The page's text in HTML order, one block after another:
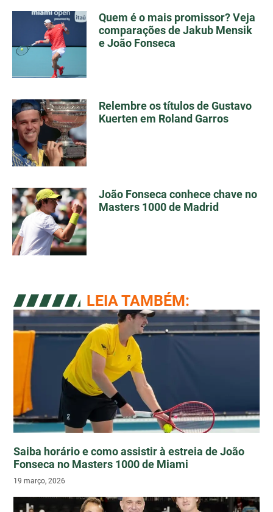
Quem é o mais promissor? Veja
comparações de Jakub Mensik
e João Fonseca
Relembre os títulos de Gustavo
Kuerten em Roland Garros
João Fonseca conhece chave no
Masters 1000 de Madrid
LEIA TAMBÉM:
Saiba horário e como assistir à estreia de João
Fonseca no Masters 1000 de Miami
19 março, 2026